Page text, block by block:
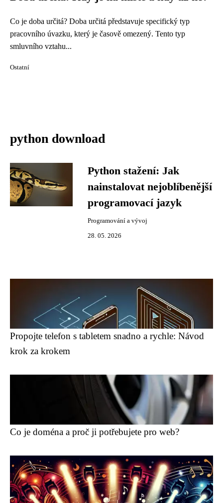
Co je doba určitá? Doba určitá představuje specifický typ
pracovního úvazku, který je časově omezený. Tento typ
smluvního vztahu...
Ostatní
python download
Python stažení: Jak
nainstalovat nejoblíbenější
programovací jazyk
Programování a vývoj
28. 05. 2026
Propojte telefon s tabletem snadno a rychle: Návod
krok za krokem
Co je doména a proč ji potřebujete pro web?